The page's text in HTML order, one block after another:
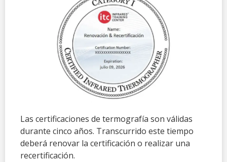
Las certificaciones de termografía son válidas
durante cinco años. Transcurrido este tiempo
deberá renovar la certificación o realizar una
recertificación.